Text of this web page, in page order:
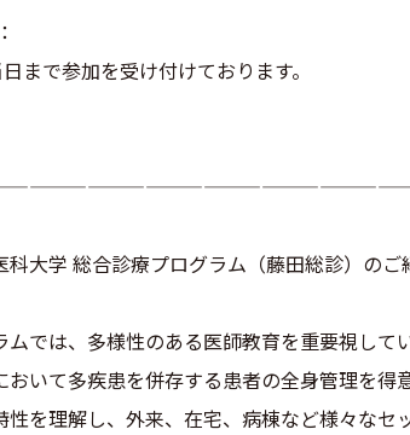
まで参加を受け付けております。
科大学 総合診療プログラム（藤田総診）のご
ムでは、多様性のある医師教育を重要視してい
おいて多疾患を併存する患者の全身管理を
性を理解し、外来、在宅、病棟など様々な